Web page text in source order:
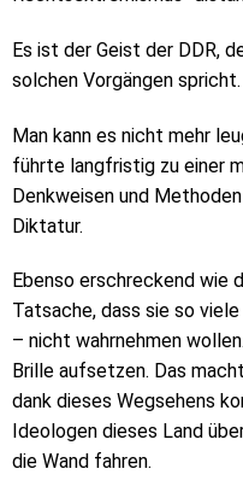
Es ist der Geist der DDR,
solchen Vorgängen spricht.
Man kann es nicht mehr
führte langfristig zu einer
Denkweisen und
Diktatur.
Ebenso erschreckend wie
Tatsache, dass sie so
– nicht wahrnehmen
Brille aufsetzen. Das
dank dieses Wegsehens
Ideologen dieses Land
die Wand fahren.